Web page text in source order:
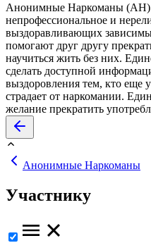
Анонимные Наркоманы (АН)
непрофессиональное и
выздоравливающих
помогают друг другу
научиться жить без них.
сделать доступной
выздоровления тем, кто еще
страдает от наркомании.
желание прекратить
Анонимные Наркоманы
Участнику